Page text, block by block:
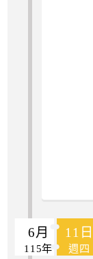
6月 11日
115年 週四